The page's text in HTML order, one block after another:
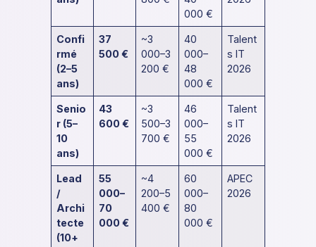
000 €
Confi
rmé
(2–5
ans)
37
500 €
~3
000–3
200 €
40
000–
48
000 €
Talent
s IT
2026
Senio
r (5–
10
ans)
43
600 €
~3
500–3
700 €
46
000–
55
000 €
Talent
s IT
2026
Lead
/
Archi
tecte
(10+
55
000–
70
000 €
~4
200–5
400 €
60
000–
80
000 €
APEC
2026